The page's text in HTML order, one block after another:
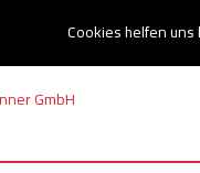
Cookies helfen
Ihr Speziallist für Dieseltechnik